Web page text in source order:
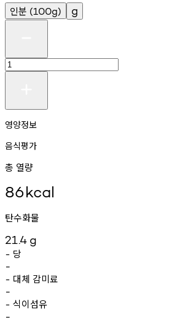
인분 (100g) g
영양정보
음식평가
총 열량
86kcal
탄수화물
21.4 g
- 당
-
- 대체 감미료
-
- 식이섬유
-